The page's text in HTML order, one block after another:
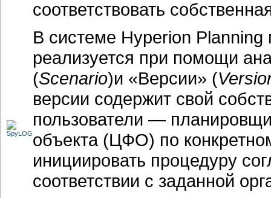
соответствовать
В системе Hyperion Planning
реализуется при помощи
(Scenario)и «Версии» (
версии содержит свой
пользователи —
объекта (ЦФО) по
инициировать процедуру
соответствии с заданной